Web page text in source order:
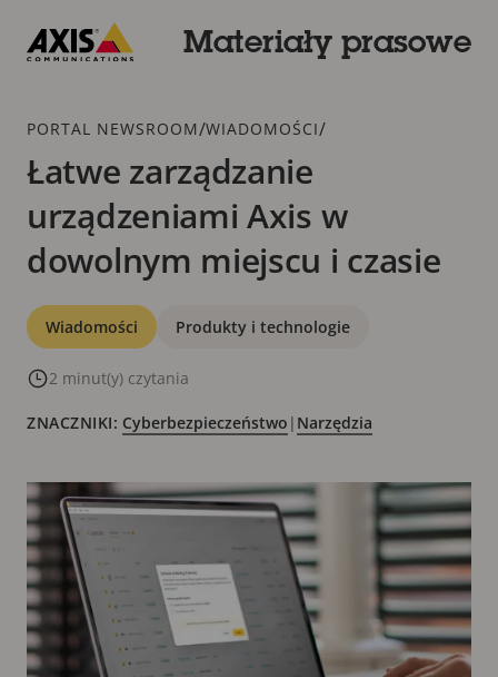
głównej
Materiały prasowe
Dodatek
PORTAL NEWSROOM/WIADOMOŚCI/
Łatwe zarządzanie
urządzeniami Axis w
dowolnym miejscu i czasie
Kategorie
Wiadomości Produkty i technologie
2 minut(y) czytania
ZNACZNIKI: Cyberbezpieczeństwo | Narzędzia